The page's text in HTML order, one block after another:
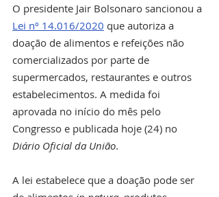
O presidente Jair Bolsonaro sancionou a
Lei nº 14.016/2020 que autoriza a
doação de alimentos e refeições não
comercializados por parte de
supermercados, restaurantes e outros
estabelecimentos. A medida foi
aprovada no início do mês pelo
Congresso e publicada hoje (24) no
Diário Oficial da União.
A lei estabelece que a doação pode ser